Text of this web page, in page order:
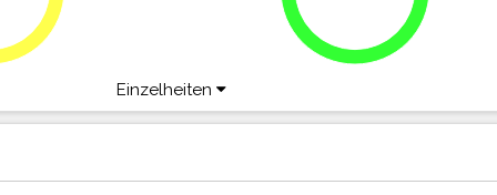
Einzelheiten